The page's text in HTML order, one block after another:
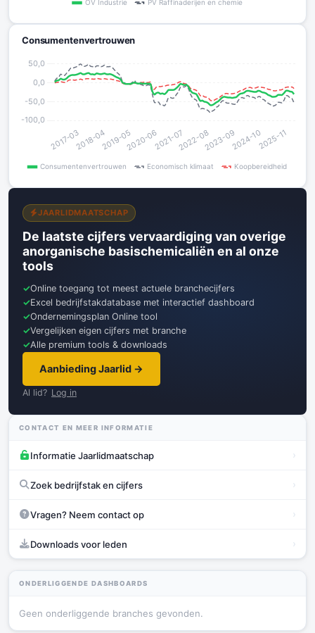
Consumentenvertrouwen
JAARLIDMAATSCHAP
De laatste cijfers vervaardiging van overige
anorganische basischemicaliën en al onze
tools
Online toegang tot meest actuele branchecijfers
Excel bedrijfstakdatabase met interactief dashboard
Ondernemingsplan Online tool
Vergelijken eigen cijfers met branche
Alle premium tools & downloads
Aanbieding Jaarlid →
Al lid? Log in
CONTACT EN MEER INFORMATIE
Informatie Jaarlidmaatschap ›
Zoek bedrijfstak en cijfers ›
Vragen? Neem contact op ›
Downloads voor leden ›
ONDERLIGGENDE DASHBOARDS
Geen onderliggende branches gevonden.